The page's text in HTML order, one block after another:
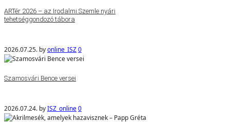
ARTér 2026 – az Irodalmi Szemle nyári
tehetséggondozó tábora
2026.07.25. byonline_ISZ0
Szamosvári Bence versei
2026.07.24. byISZ_online0